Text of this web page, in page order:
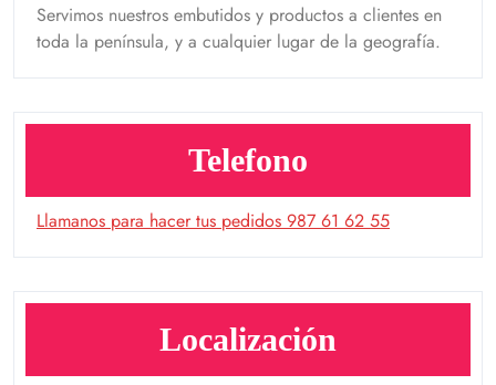
Servimos nuestros embutidos y productos a clientes en
toda la península, y a cualquier lugar de la geografía.
Telefono
Llamanos para hacer tus pedidos 987 61 62 55
Localización